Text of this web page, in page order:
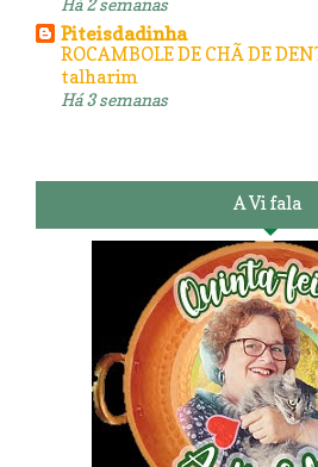
Há 2 semanas
Piteisdadinha
ROCAMBOLE DE CHÃ DE
talharim
Há 3 semanas
A Vi fala